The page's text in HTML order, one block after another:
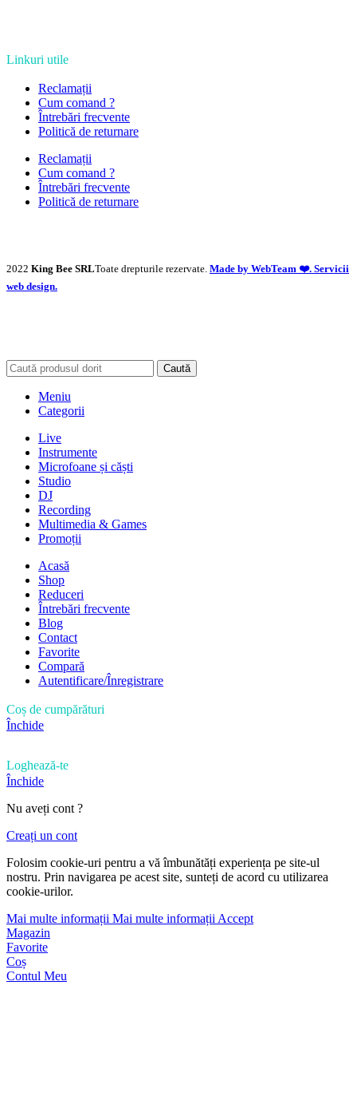
Linkuri utile
Reclamații
Cum comand ?
Întrebări frecvente
Politică de returnare
Reclamații
Cum comand ?
Întrebări frecvente
Politică de returnare
2022 King Bee SRLToate drepturile rezervate. Made by WebTeam ❤️. Servicii
web design.
Caută
Meniu
Categorii
Live
Instrumente
Microfoane și căști
Studio
DJ
Recording
Multimedia & Games
Promoții
Acasă
Shop
Reduceri
Întrebări frecvente
Blog
Contact
Favorite
Compară
Autentificare/Înregistrare
Coș de cumpărături
Închide
Loghează-te
Închide
Nu aveți cont ?
Creați un cont
Folosim cookie-uri pentru a vă îmbunătăți experiența pe site-ul
nostru. Prin navigarea pe acest site, sunteți de acord cu utilizarea
cookie-urilor.
Mai multe informații Mai multe informațiiAccept
Magazin
Favorite
Coș
Contul Meu